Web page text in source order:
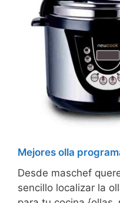
Mejores olla
Desde maschef
sencillo localizar la